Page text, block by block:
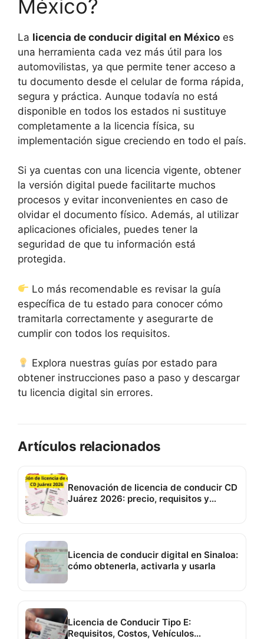
México?
La licencia de conducir digital en México es
una herramienta cada vez más útil para los
automovilistas, ya que permite tener acceso a
tu documento desde el celular de forma rápida,
segura y práctica. Aunque todavía no está
disponible en todos los estados ni sustituye
completamente a la licencia física, su
implementación sigue creciendo en todo el país.
Si ya cuentas con una licencia vigente, obtener
la versión digital puede facilitarte muchos
procesos y evitar inconvenientes en caso de
olvidar el documento físico. Además, al utilizar
aplicaciones oficiales, puedes tener la
seguridad de que tu información está
protegida.
Lo más recomendable es revisar la guía
específica de tu estado para conocer cómo
tramitarla correctamente y asegurarte de
cumplir con todos los requisitos.
Explora nuestras guías por estado para
obtener instrucciones paso a paso y descargar
tu licencia digital sin errores.
Artículos relacionados
Renovación de licencia de conducir CD
Juárez 2026: precio, requisitos y
Licencia de conducir digital en Sinaloa:
cómo obtenerla, activarla y usarla
Licencia de Conducir Tipo E:
Requisitos, Costos, Vehículos